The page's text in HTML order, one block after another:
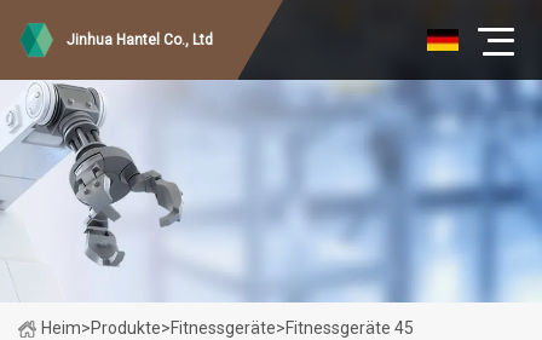
Jinhua Hantel Co., Ltd
Heim>Produkte>Fitnessgeräte>Fitnessgeräte 45